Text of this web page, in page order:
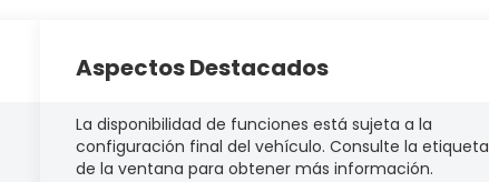
Aspectos Destacados
La disponibilidad de funciones está sujeta a la
configuración final del vehículo. Consulte la etiqueta
de la ventana para obtener más información.